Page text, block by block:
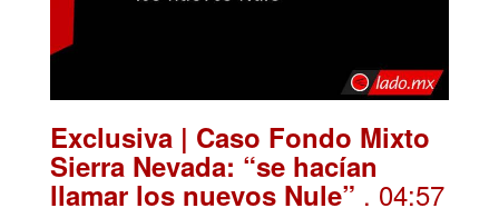
Exclusiva | Caso Fondo Mixto
Sierra Nevada: “se hacían
llamar los nuevos Nule” . 04:57